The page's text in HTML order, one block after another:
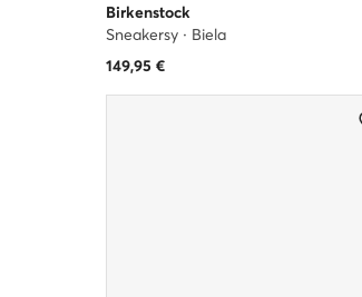
Birkenstock
Sneakersy · Biela
149,95 €